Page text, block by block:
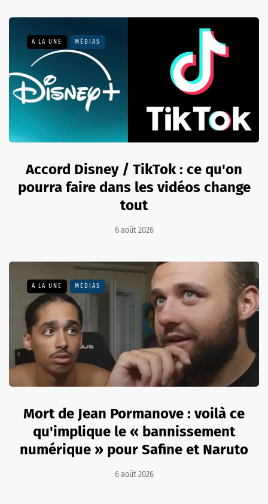
A LA UNE MÉDIAS
Accord Disney / TikTok : ce qu'on
pourra faire dans les vidéos change
tout
6 août 2026
A LA UNE MÉDIAS
Mort de Jean Pormanove : voilà ce
qu'implique le « bannissement
numérique » pour Safine et Naruto
6 août 2026